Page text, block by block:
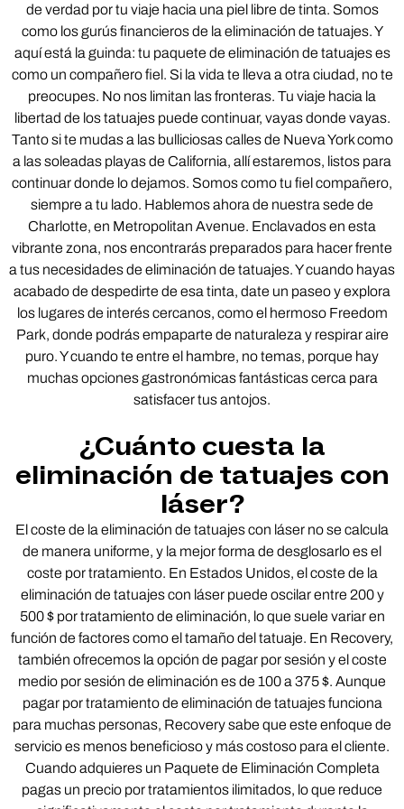
de verdad por tu viaje hacia una piel libre de tinta. Somos
como los gurús financieros de la eliminación de tatuajes. Y
aquí está la guinda: tu paquete de eliminación de tatuajes es
como un compañero fiel. Si la vida te lleva a otra ciudad, no te
preocupes. No nos limitan las fronteras. Tu viaje hacia la
libertad de los tatuajes puede continuar, vayas donde vayas.
Tanto si te mudas a las bulliciosas calles de Nueva York como
a las soleadas playas de California, allí estaremos, listos para
continuar donde lo dejamos. Somos como tu fiel compañero,
siempre a tu lado. Hablemos ahora de nuestra sede de
Charlotte, en Metropolitan Avenue. Enclavados en esta
vibrante zona, nos encontrarás preparados para hacer frente
a tus necesidades de eliminación de tatuajes. Y cuando hayas
acabado de despedirte de esa tinta, date un paseo y explora
los lugares de interés cercanos, como el hermoso Freedom
Park, donde podrás empaparte de naturaleza y respirar aire
puro. Y cuando te entre el hambre, no temas, porque hay
muchas opciones gastronómicas fantásticas cerca para
satisfacer tus antojos.
¿Cuánto cuesta la
eliminación de tatuajes con
láser?
El coste de la eliminación de tatuajes con láser no se calcula
de manera uniforme, y la mejor forma de desglosarlo es el
coste por tratamiento. En Estados Unidos, el coste de la
eliminación de tatuajes con láser puede oscilar entre 200 y
500 $ por tratamiento de eliminación, lo que suele variar en
función de factores como el tamaño del tatuaje. En Recovery,
también ofrecemos la opción de pagar por sesión y el coste
medio por sesión de eliminación es de 100 a 375 $. Aunque
pagar por tratamiento de eliminación de tatuajes funciona
para muchas personas, Recovery sabe que este enfoque de
servicio es menos beneficioso y más costoso para el cliente.
Cuando adquieres un Paquete de Eliminación Completa
pagas un precio por tratamientos ilimitados, lo que reduce